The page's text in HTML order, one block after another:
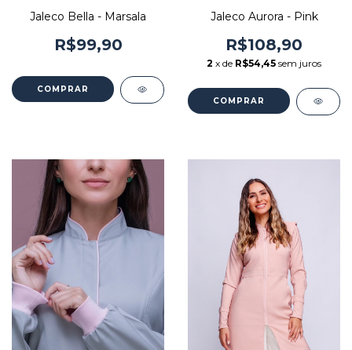
Jaleco Bella - Marsala
R$99,90
COMPRAR
Jaleco Aurora - Pink
R$108,90
2 x de R$54,45 sem juros
COMPRAR